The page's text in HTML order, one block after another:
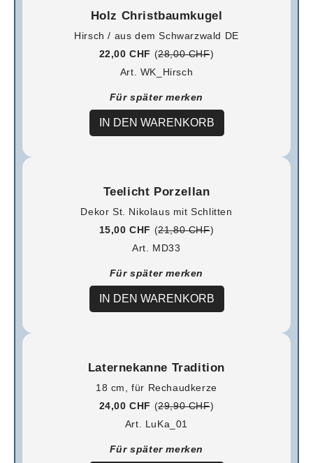
Holz Christbaumkugel
Hirsch / aus dem Schwarzwald DE
22,00 CHF (28,00 CHF)
Art. WK_Hirsch
Für später merken
IN DEN WARENKORB
Teelicht Porzellan
Dekor St. Nikolaus mit Schlitten
15,00 CHF (21,80 CHF)
Art. MD33
Für später merken
IN DEN WARENKORB
Laternekanne Tradition
18 cm, für Rechaudkerze
24,00 CHF (29,90 CHF)
Art. LuKa_01
Für später merken